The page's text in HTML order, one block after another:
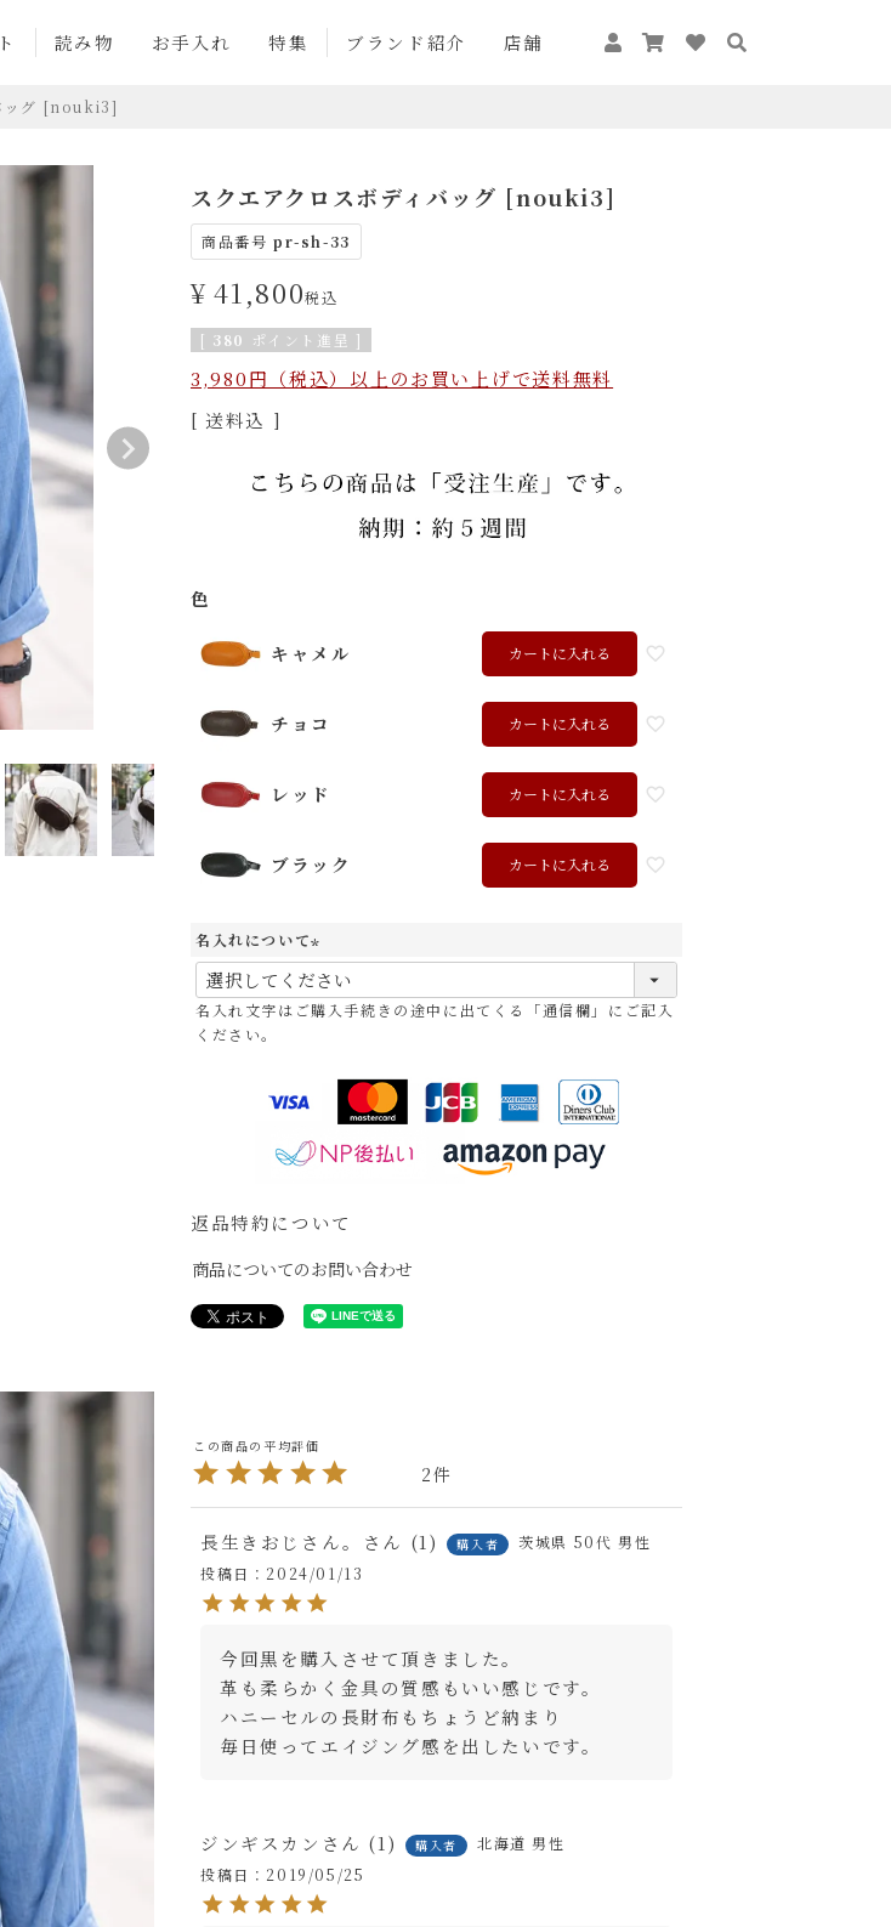
読み物 お手入れ 特集 ブランド紹介 店舗
ッグ [nouki3]
キャメル チョコ レッド ブラック
スクエアクロスボディバッグ [nouki3]
商品番号 pr-sh-33
¥41,800税込
[ 380 ポイント進呈 ]
3,980円（税込）以上のお買い上げで送料無料
送料込
色
キャメル カートに入れる
チョコ カートに入れる
レッド カートに入れる
ブラック カートに入れる
名入れについて
(
必
須
名入れ文字はご購入手続きの途中に出てくる「通信欄」にご記入
ください。
返品特約について
商品についてのお問い合わせ
2
長生きおじさん。 1 購入者 茨城県 50代 男性
投稿日
2024/01/13
今回黒を購入させて頂きました。
革も柔らかく金具の質感もいい感じです。
ハニーセルの長財布もちょうど納まり
毎日使ってエイジング感を出したいです。
ジンギスカン 1 購入者 北海道 男性
投稿日
2019/05/25